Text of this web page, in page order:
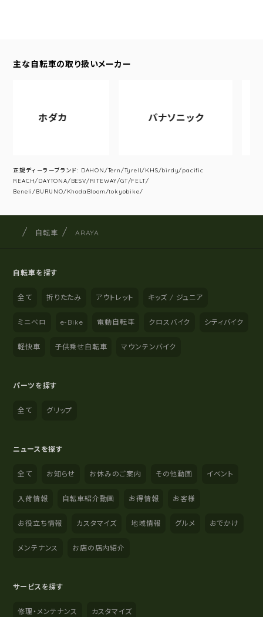
主な自転車の取り扱いメーカー
ホダカ パナソニック
正規ディーラーブランド: DAHON/Tern/Tyrell/KHS/birdy/pacific
REACH/DAYTONA/BESV/RITEWAY/GT/FELT/
Beneli/BURUNO/KhodaBloom/tokyobike/
サイト内の現在地
サイクルショップナカゴヤ
自転車 ARAYA
自転車を探す
全て 折りたたみ アウトレット キッズ / ジュニア
ミニベロ e-Bike 電動自転車 クロスバイク シティバイク
軽快車 子供乗せ自転車 マウンテンバイク
パーツを探す
全て グリップ
ニュースを探す
全て お知らせ お休みのご案内 その他動画 イベント
入荷情報 自転車紹介動画 お得情報 お客様
お役立ち情報 カスタマイズ 地域情報 グルメ おでかけ
メンテナンス お店の店内紹介
サービスを探す
修理・メンテナンス カスタマイズ